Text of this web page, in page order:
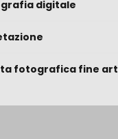
digitale
fotografica fine art